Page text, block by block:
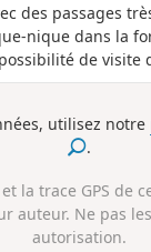
des passages
nique dans la
de visite
fonctionnement.
utilisez notre
.
la trace GPS de
auteur. Ne pas
autorisation.